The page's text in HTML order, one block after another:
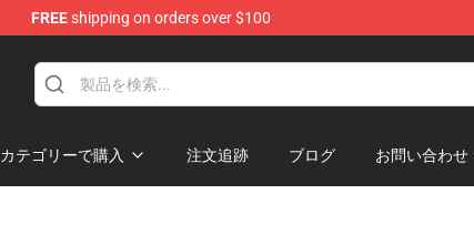
FREEshipping on orders over $100
カテゴリーで購入 注文追跡 ブログ お問い合わせ